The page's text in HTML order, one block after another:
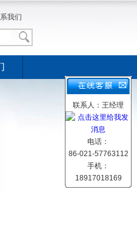
我们
联系人：王经理
电话：
86-021-57763112
手机：
18917018169